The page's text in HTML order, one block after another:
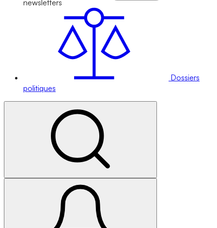
newsletters
Dossiers
politiques